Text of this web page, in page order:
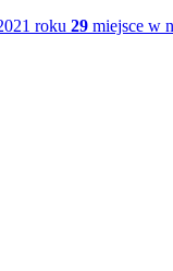
roku 29 miejsce w